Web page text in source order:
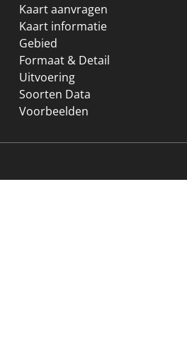
Kaart aanvragen
Kaart informatie
Gebied
Formaat & Detail
Uitvoering
Soorten Data
Voorbeelden